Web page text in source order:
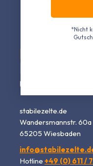
Ihr Experte
und
stabilezelte.de
Wandersmannstr. 60a
65205 Wiesbaden
Hotline +49 (0) 611 /
*Nicht